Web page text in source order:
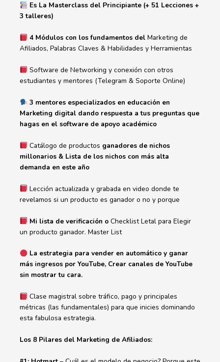
Es La Masterclass del Principiante (+ 51 Lecciones +
3 talleres)
4 Módulos con los fundamentos delMarketing de
Afiliados, Palabras Claves & Habilidades y Herramientas
Software de Networking y conexión con otros
estudiantes y mentores (Telegram & Soporte Online)
3 mentores especializados en educación en
Marketing digital dando respuesta a tus preguntas que
hagas en el software de apoyo académico
Catálogo de productos ganadores de nichos
millonarios & Lista de los nichos con más alta
demanda en este año
Lección actualizada y grabada en video donde te
revelamos si un producto es ganador o no y porque
Mi lista de verificación o Checklist Letal para Elegir
un producto ganador. Master List
La estrategia para vender en automático y ganar
más ingresos por YouTube, Crear canales de YouTube
sin mostrar tu cara.
Clase magistral sobre tráfico, pago y principales
métricas (las fundamentales) para que inicies dominando
esta fabulosa estrategia.
Los 8 Pilares del Marketing de Afiliados: